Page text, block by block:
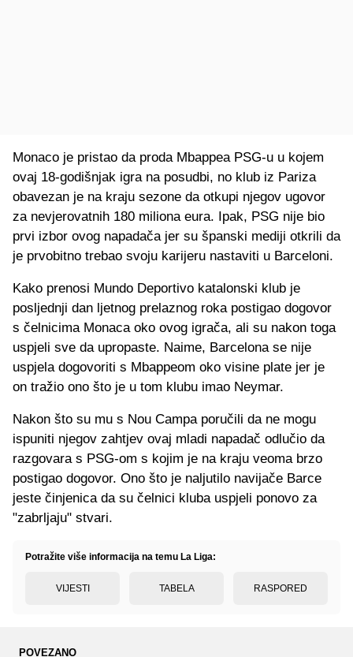
Monaco je pristao da proda Mbappea PSG-u u kojem
ovaj 18-godišnjak igra na posudbi, no klub iz Pariza
obavezan je na kraju sezone da otkupi njegov ugovor
za nevjerovatnih 180 miliona eura. Ipak, PSG nije bio
prvi izbor ovog napadača jer su španski mediji otkrili da
je prvobitno trebao svoju karijeru nastaviti u Barceloni.
Kako prenosi Mundo Deportivo katalonski klub je
posljednji dan ljetnog prelaznog roka postigao dogovor
s čelnicima Monaca oko ovog igrača, ali su nakon toga
uspjeli sve da upropaste. Naime, Barcelona se nije
uspjela dogovoriti s Mbappeom oko visine plate jer je
on tražio ono što je u tom klubu imao Neymar.
Nakon što su mu s Nou Campa poručili da ne mogu
ispuniti njegov zahtjev ovaj mladi napadač odlučio da
razgovara s PSG-om s kojim je na kraju veoma brzo
postigao dogovor. Ono što je naljutilo navijače Barce
jeste činjenica da su čelnici kluba uspjeli ponovo za
"zabrljaju" stvari.
Potražite više informacija na temu La Liga:
VIJESTI TABELA RASPORED
POVEZANO